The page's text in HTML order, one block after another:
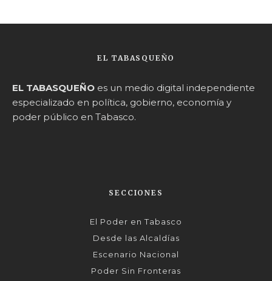
EL TABASQUEÑO
EL TABASQUEÑO es un medio digital independiente
especializado en política, gobierno, economía y
poder público en Tabasco.
SECCIONES
El Poder en Tabasco
Desde las Alcaldías
Escenario Nacional
Poder Sin Fronteras